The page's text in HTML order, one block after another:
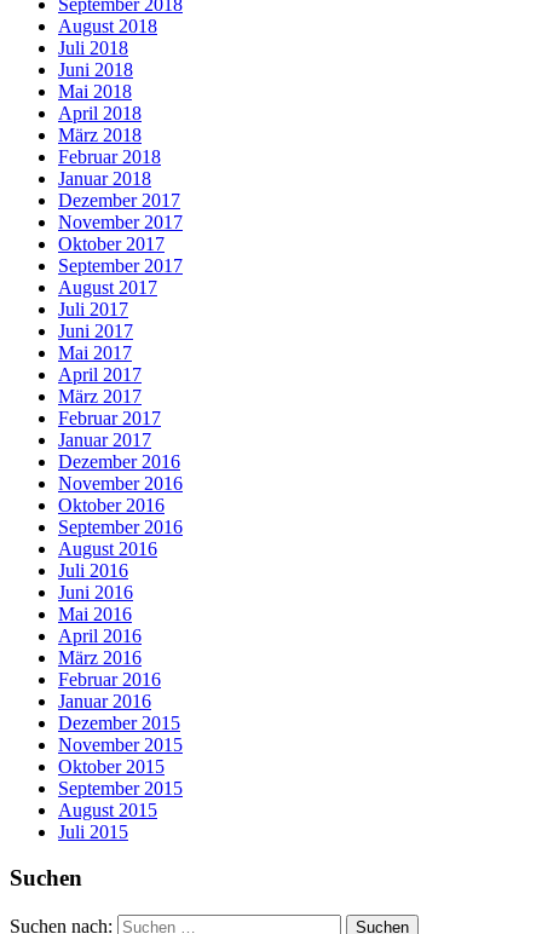
August 2018
Juli 2018
Juni 2018
Mai 2018
April 2018
März 2018
Februar 2018
Januar 2018
Dezember 2017
November 2017
Oktober 2017
September 2017
August 2017
Juli 2017
Juni 2017
Mai 2017
April 2017
März 2017
Februar 2017
Januar 2017
Dezember 2016
November 2016
Oktober 2016
September 2016
August 2016
Juli 2016
Juni 2016
Mai 2016
April 2016
März 2016
Februar 2016
Januar 2016
Dezember 2015
November 2015
Oktober 2015
September 2015
August 2015
Juli 2015
Suchen
Suchen nach: